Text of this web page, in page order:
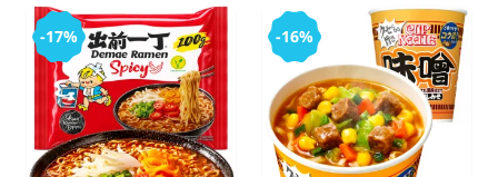
-17% -16%